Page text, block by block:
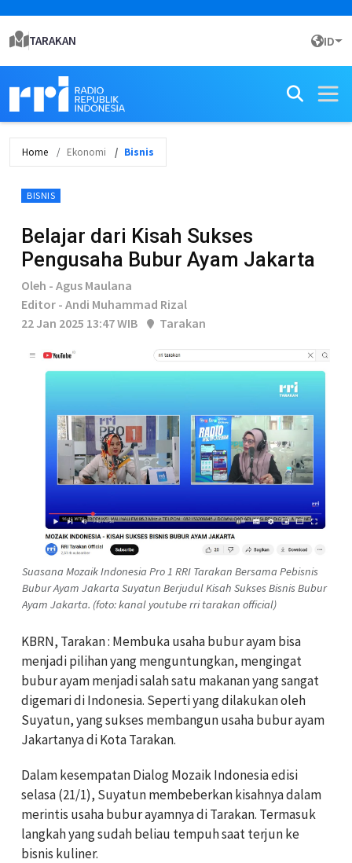
TARAKAN ID
Home Ekonomi Bisnis
BISNIS
Belajar dari Kisah Sukses
Pengusaha Bubur Ayam Jakarta
Oleh - Agus Maulana
Editor - Andi Muhammad Rizal
22 Jan 2025 13:47 WIB
Tarakan
Suasana Mozaik Indonesia Pro 1 RRI Tarakan Bersama Pebisnis
Bubur Ayam Jakarta Suyatun Berjudul Kisah Sukses Bisnis Bubur
Ayam Jakarta. (foto: kanal youtube rri tarakan official)
KBRN, Tarakan : Membuka usaha bubur ayam bisa
menjadi pilihan yang menguntungkan, mengingat
bubur ayam menjadi salah satu makanan yang sangat
digemari di Indonesia. Seperti yang dilakukan oleh
Suyatun, yang sukses membangun usaha bubur ayam
Jakartanya di Kota Tarakan.
Dalam kesempatan Dialog Mozaik Indonesia edisi
selasa (21/1), Suyatun membeberkan kisahnya dalam
merintis usaha bubur ayamnya di Tarakan. Termasuk
langkah yang sudah beliau tempuh saat terjun ke
bisnis kuliner.